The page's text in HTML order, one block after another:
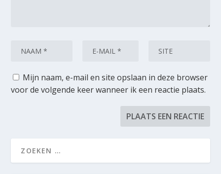
Mijn naam, e-mail en site opslaan in deze browser
voor de volgende keer wanneer ik een reactie plaats.